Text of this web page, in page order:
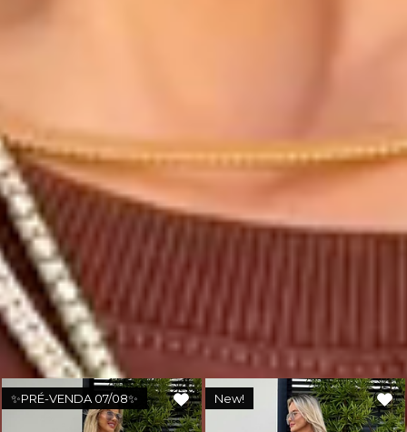
🚚Frete Grátis em compras a partir de R$299,90.
🔒Compra Garantida.
🇧🇷Produto nacional: AMÔ Brand.
Você também deve gostar
✨PRÉ-VENDA 07/08✨ New!